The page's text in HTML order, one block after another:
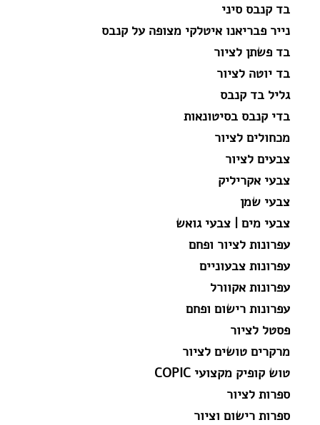
בד קנבס סיני
נייר פבריאנו איטלקי מצופה על קנבס
בד פשתן לציור
בד יוטה לציור
גליל בד קנבס
בדי קנבס בסיטונאות
מכחולים לציור
צבעים לציור
צבעי אקריליק
צבעי שמן
צבעי מים | צבעי גואש
עפרונות לציור ופחם
עפרונות צבעוניים
עפרונות אקוורל
עפרונות רישום ופחם
פסטל לציור
מרקרים טושים לציור
טוש קופיק מקצועי COPIC
ספרות לציור
ספרות רישום וציור